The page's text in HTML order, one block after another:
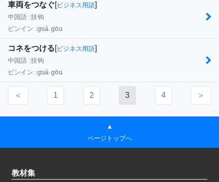
車両をつなぐ[ビジネス用語]
中国語 :挂钩
ピンイン :guà gōu
コネをつける[ビジネス用語]
中国語 :挂钩
ピンイン :guà gōu
＜ 1 2 3 4 ＞
▲
ページトップへ
教材集